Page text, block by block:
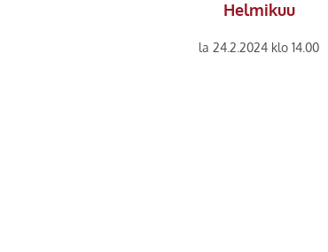
Helmikuu
la 24.2.2024 klo 14.00